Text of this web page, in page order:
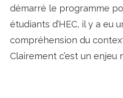
démarré le programme
étudiants d’HEC, il y a eu
compréhension du
Clairement c’est un enjeu